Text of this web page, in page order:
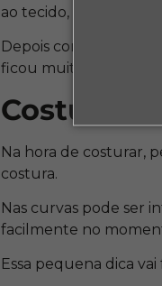
ao tecido, mas que
Depois comece a
ficou muita grossa
Costure
Na hora de costurar,
costura.
Nas curvas pode ser
facilmente no
Essa pequena dica